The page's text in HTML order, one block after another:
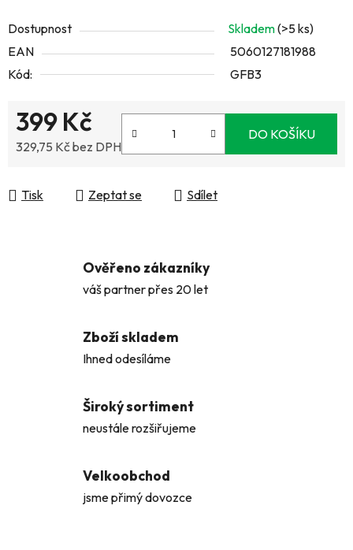
Dostupnost Skladem(>5 ks)
EAN
5060127181988
Kód:
GFB3
399 Kč
329,75 Kč bez DPH
DO KOŠÍKU
Tisk Zeptat se Sdílet
Ověřeno zákazníky
váš partner přes 20 let
Zboží skladem
Ihned odesíláme
Široký sortiment
neustále rozšiřujeme
Velkoobchod
jsme přimý dovozce